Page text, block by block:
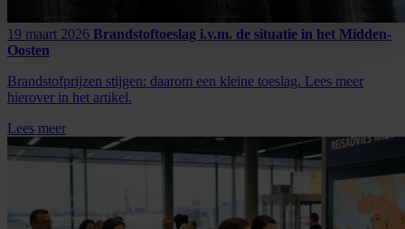
19 maart 2026 Brandstoftoeslag i.v.m. de situatie in het Midden-
Oosten
Brandstofprijzen stijgen: daarom een kleine toeslag. Lees meer
hierover in het artikel.
Lees meer